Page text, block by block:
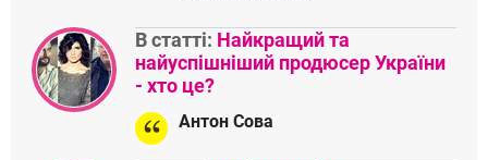
В статті: Найкращий та
найуспішніший продюсер України
- хто це?
Антон Сова